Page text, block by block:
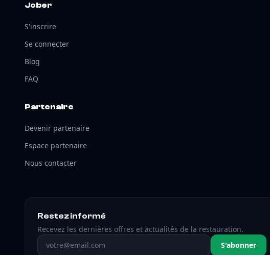
Jober
S'inscrire
Se connecter
Blog
FAQ
Partenaire
Devenir partenaire
Espace partenaire
Nous contacter
Restez informé
Recevez les dernières offres et actualités de la restauration.
Adresse email S'abonner